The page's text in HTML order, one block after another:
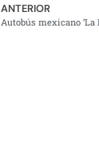
ANTERIOR
Autobús mexicano